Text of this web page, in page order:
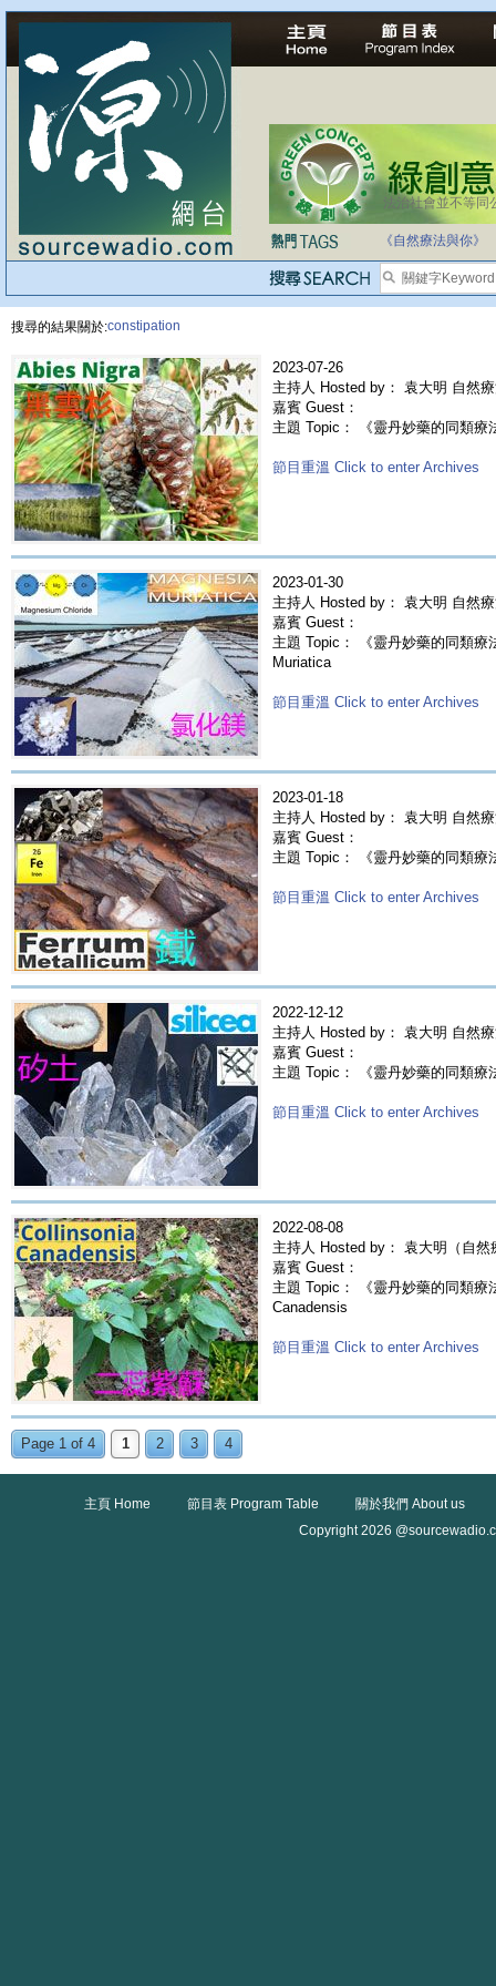
法治社會並不等同
自家教育合法化-
《自然療法與你》
搜尋的結果關於:constipation
2023-07-26
主持人 Hosted by： 袁大明 自然
嘉賓 Guest：
主題 Topic： 《靈丹妙藥的同類
節目重溫 Click to enter Archives
2023-01-30
主持人 Hosted by： 袁大明 自然
嘉賓 Guest：
主題 Topic： 《靈丹妙藥的同類
Muriatica
節目重溫 Click to enter Archives
2023-01-18
主持人 Hosted by： 袁大明 自然
嘉賓 Guest：
主題 Topic： 《靈丹妙藥的同類
節目重溫 Click to enter Archives
2022-12-12
主持人 Hosted by： 袁大明 自然
嘉賓 Guest：
主題 Topic： 《靈丹妙藥的同類
節目重溫 Click to enter Archives
2022-08-08
主持人 Hosted by： 袁大明（自然
嘉賓 Guest：
主題 Topic： 《靈丹妙藥的同類
Canadensis
節目重溫 Click to enter Archives
Page 1 of 4 1 2 3 4
主頁 Home 節目表 Program Table
關於我們 About us
Copyright 2026